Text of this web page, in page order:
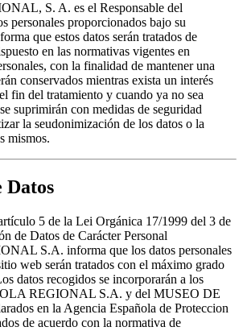
S. A. es el Responsable del
personales proporcionados bajo su
que estos datos serán tratados de
en las normativas vigentes en
con la finalidad de mantener una
conservados mientras exista un interés
fin del tratamiento y cuando ya no sea
suprimirán con medidas de seguridad
la seudonimización de los datos o la
mismos.
Datos
5 de la Lei Orgánica 17/1999 del 3 de
de Datos de Carácter Personal
S.A. informa que los datos personales
web serán tratados con el máximo grado
datos recogidos se incorporarán a los
REGIONAL S.A. y del MUSEO DE
en la Agencia Española de Proteccion
de acuerdo con la normativa de